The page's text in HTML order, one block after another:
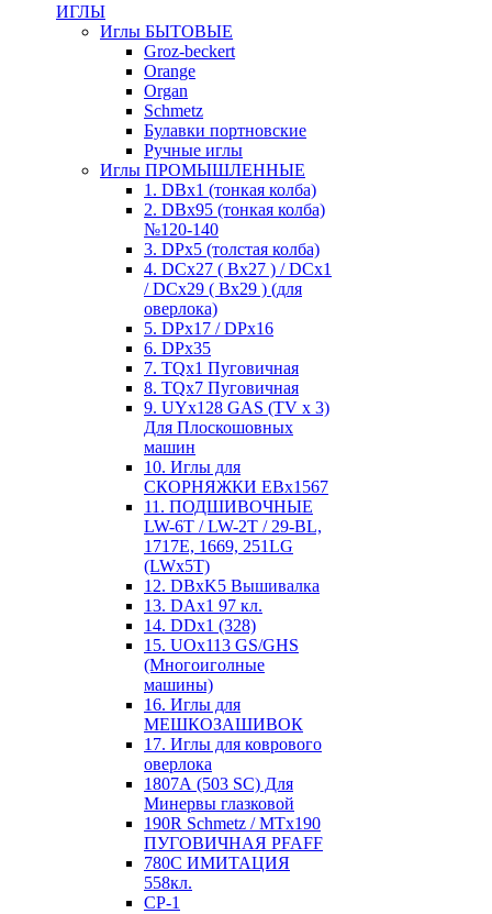
ИГЛЫ
Иглы БЫТОВЫЕ
Groz-beckert
Orange
Organ
Schmetz
Булавки портновские
Ручные иглы
Иглы ПРОМЫШЛЕННЫЕ
1. DBx1 (тонкая колба)
2. DBx95 (тонкая колба)
№120-140
3. DPx5 (толстая колба)
4. DCx27 ( Bx27 ) / DCx1
/ DCx29 ( Bx29 ) (для
оверлока)
5. DPx17 / DPx16
6. DPx35
7. TQx1 Пуговичная
8. TQx7 Пуговичная
9. UYx128 GAS (TV x 3)
Для Плоскошовных
машин
10. Иглы для
СКОРНЯЖКИ EBx1567
11. ПОДШИВОЧНЫЕ
LW-6T / LW-2T / 29-BL,
1717E, 1669, 251LG
(LWx5T)
12. DBxK5 Вышивалка
13. DAx1 97 кл.
14. DDx1 (328)
15. UOx113 GS/GHS
(Многоиголные
машины)
16. Иглы для
МЕШКОЗАШИВОК
17. Иглы для коврового
оверлока
1807А (503 SC) Для
Минервы глазковой
190R Schmetz / MTx190
ПУГОВИЧНАЯ PFAFF
780С ИМИТАЦИЯ
558кл.
CP-1